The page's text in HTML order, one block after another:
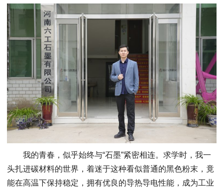
我的青春，似乎始终与“石墨”紧密相连。求学时，我一
头扎进碳材料的世界，着迷于这种看似普通的黑色粉末，竟
能在高温下保持稳定，拥有优良的导热导电性能，成为工业